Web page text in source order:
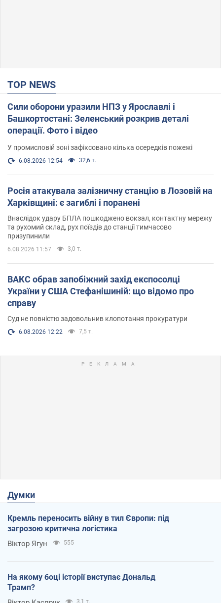
TOP NEWS
Сили оборони уразили НПЗ у Ярославлі і
Башкортостані: Зеленський розкрив деталі
операції. Фото і відео
У промисловій зоні зафіксовано кілька осередків пожежі
6.08.2026 12:54 32,6 т.
Росія атакувала залізничну станцію в Лозовій на
Харківщині: є загиблі і поранені
Внаслідок удару БПЛА пошкоджено вокзал, контактну мережу
та рухомий склад, рух поїздів до станції тимчасово
призупинили
6.08.2026 11:57 3,0 т.
ВАКС обрав запобіжний захід експосолці
України у США Стефанішиній: що відомо про
справу
Суд не повністю задовольнив клопотання прокуратури
6.08.2026 12:22 7,5 т.
Думки
Кремль переносить війну в тил Європи: під
загрозою критична логістика
Віктор Ягун 555
На якому боці історії виступає Дональд
Трамп?